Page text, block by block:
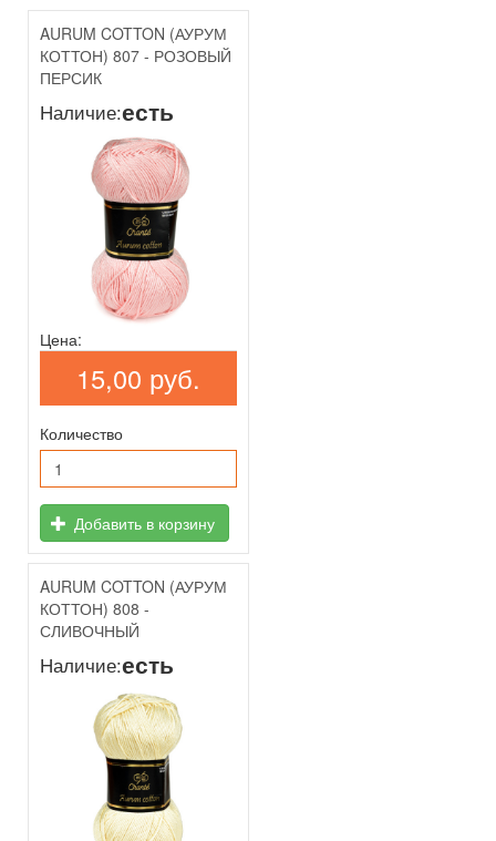
AURUM COTTON (АУРУМ
КОТТОН) 807 - РОЗОВЫЙ
ПЕРСИК
Наличие:есть
Цена:
15,00 руб.
Количество
Добавить в корзину
AURUM COTTON (АУРУМ
КОТТОН) 808 -
СЛИВОЧНЫЙ
Наличие:есть